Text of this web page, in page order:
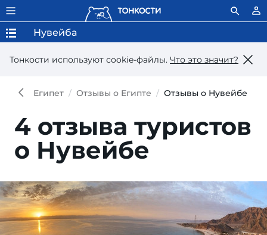
Тонкости используют сookie-файлы. Что это значит?
Нувейба
Египет Отзывы о Египте Отзывы о Нувейбе
4 отзыва туристов
о Нувейбе